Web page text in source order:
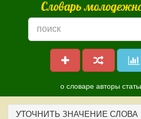
Словарь
о словаре авторы
УТОЧНИТЬ ЗНАЧЕНИЕ СЛОВА